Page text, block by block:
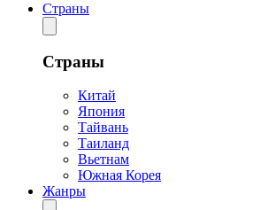
Страны
Страны
Китай
Япония
Тайвань
Таиланд
Вьетнам
Южная Корея
Жанры